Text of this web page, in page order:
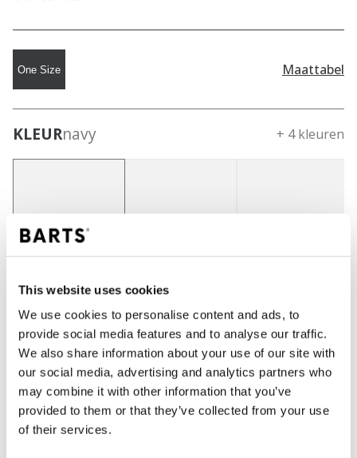
This website uses cookies
We use cookies to personalise content and ads, to
provide social media features and to analyse our traffic.
We also share information about your use of our site with
our social media, advertising and analytics partners who
may combine it with other information that you’ve
provided to them or that they’ve collected from your use
of their services.
One Size Maattabel
KLEURnavy + 4 kleuren
IN WINKELWAGEN